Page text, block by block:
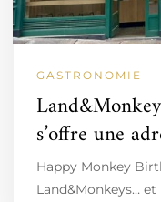
GASTRONOMIE
s’offre une
Happy Monkey
Land&Monkeys…